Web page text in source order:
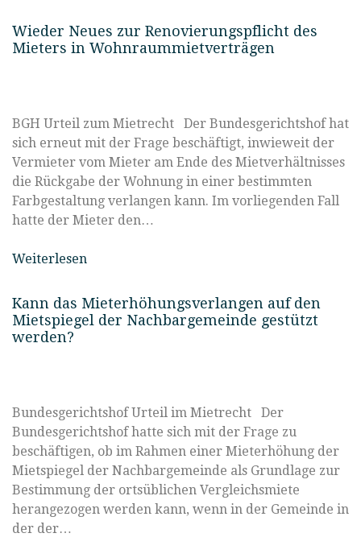
Wieder Neues zur Renovierungspflicht des
Mieters in Wohnraummietverträgen
BGH Urteil zum Mietrecht Der Bundesgerichtshof hat
sich erneut mit der Frage beschäftigt, inwieweit der
Vermieter vom Mieter am Ende des Mietverhältnisses
die Rückgabe der Wohnung in einer bestimmten
Farbgestaltung verlangen kann. Im vorliegenden Fall
hatte der Mieter den…
Weiterlesen
Kann das Mieterhöhungsverlangen auf den
Mietspiegel der Nachbargemeinde gestützt
werden?
Bundesgerichtshof Urteil im Mietrecht Der
Bundesgerichtshof hatte sich mit der Frage zu
beschäftigen, ob im Rahmen einer Mieterhöhung der
Mietspiegel der Nachbargemeinde als Grundlage zur
Bestimmung der ortsüblichen Vergleichsmiete
herangezogen werden kann, wenn in der Gemeinde in
der der…